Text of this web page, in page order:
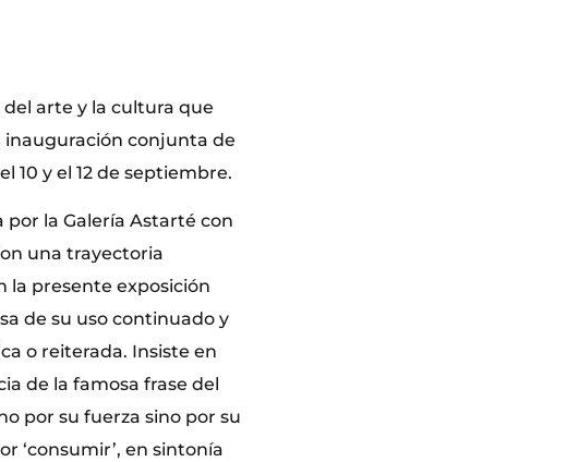
arte y la cultura que
inauguración conjunta de
10 y el 12 de septiembre.
por la Galería Astarté con
una trayectoria
la presente exposición
de su uso continuado y
o reiterada. Insiste en
de la famosa frase del
por su fuerza sino por su
‘consumir’, en sintonía